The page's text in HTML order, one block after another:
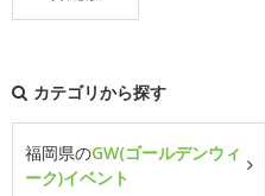
カテゴリから探す
福岡県のGW(ゴールデンウィ
ーク)イベント